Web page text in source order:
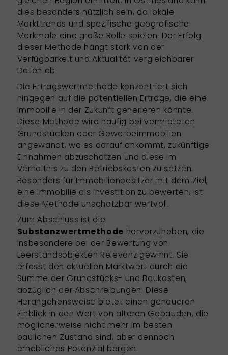
dies besonders nützlich sein, da lokale
Markttrends und spezifische geografische
Merkmale eine große Rolle spielen. Der Erfolg
dieser Methode hängt stark von der
Verfügbarkeit und Aktualität vergleichbarer
Daten ab.
Die Ertragswertmethode konzentriert sich
hingegen auf die potentiellen Erträge, die eine
Immobilie in der Zukunft generieren könnte.
Diese Methode wird häufig bei vermieteten
Grundstücken oder Gewerbeimmobilien
angewandt, wo es darauf ankommt, zukünftige
Einnahmen abzuschätzen und diese im
Verhältnis zu den Betriebskosten zu setzen.
Besonders für Immobilienbesitzer mit dem Ziel,
eine Immobilie als Investition zu bewerten, ist
diese Methode unschätzbar wertvoll.
Zum Abschluss ist die
Substanzwertmethode hervorzuheben, die
insbesondere bei der Bewertung von
Leerstandsobjekten Relevanz gewinnt. Sie
erfasst den aktuellen Marktwert durch die
Summe der Grundstücks- und Baukosten,
abzüglich der Abschreibungen. Diese
Herangehensweise bietet einen genaueren
Einblick in den Wert von älteren Gebäuden, die
möglicherweise nicht mehr im besten
baulichen Zustand sind, aber dennoch
erhebliches Potenzial bergen.